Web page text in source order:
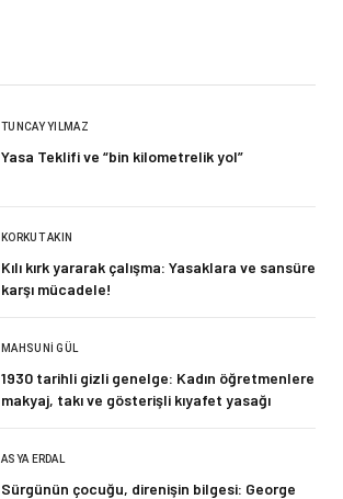
TUNCAY YILMAZ
Yasa Teklifi ve “bin kilometrelik yol”
KORKUT AKIN
Kılı kırk yararak çalışma: Yasaklara ve sansüre
karşı mücadele!
MAHSUNI GÜL
1930 tarihli gizli genelge: Kadın öğretmenlere
makyaj, takı ve gösterişli kıyafet yasağı
ASYA ERDAL
Sürgünün çocuğu, direnişin bilgesi: George